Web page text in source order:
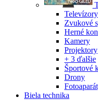
Televízory
Zvukové
Herné
Kamery
Projektory
+ 3 ďalšie
Športové
Drony
Biela technika